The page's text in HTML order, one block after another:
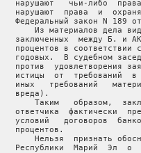
нарушают   чьи-либо
нарушают  права  и
Федеральный закон N 189
Из материалов дела
заключенных  между Б. и
процентов в соответствии
годовых.  В судебном
против  удовлетворения
истицы  от  требований
иных   требований
   вреда).
Таким   образом,
ответчика  фактически
условий   договоров
   процентов.
Нельзя  признать
Республики  Марий  Эл  о